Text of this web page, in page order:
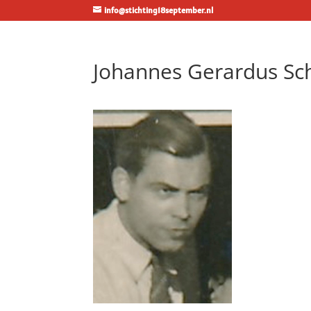
info@stichting18september.nl
Johannes Gerardus